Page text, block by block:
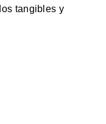
tangibles y